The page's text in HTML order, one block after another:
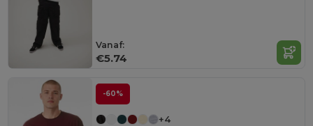
Vanaf:
€5.74
-60%
+4